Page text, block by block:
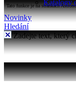
Katalogy
Tato funkce je na stránkách
Novinky
Hledání
Zadejte text, který